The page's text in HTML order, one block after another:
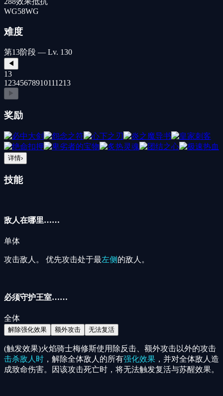
WG58WG
难度
第13阶段 — Lv. 130
◀
13
1 2345678910111213
▶
奖励
详情›
技能
敌人在哪里……
单体
攻击敌人。 优先攻击处于最左侧 的敌人。
必须守护王室……
全体
解除强化效果 额外攻击 无法复活
(触发效果)火焰骑士梅修斯使用除反击、额外攻击以外的攻击
击杀敌人时 ，解除全体敌人的所有强化效果 ，并对全体敌人造
成致命伤害。因该攻击死亡时，将无法触发复活与苏醒效果。